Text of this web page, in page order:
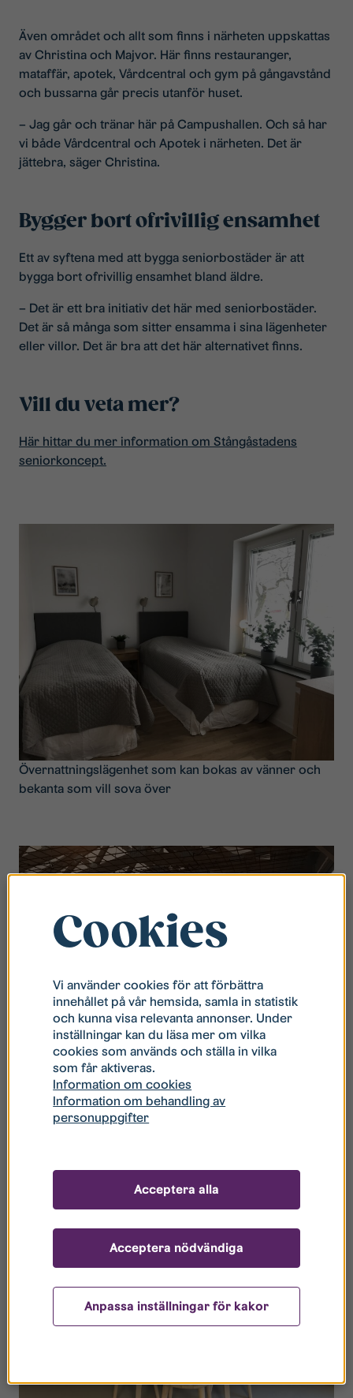
Även området och allt som finns i närheten uppskattas
av Christina och Majvor. Här finns restauranger,
mataffär, apotek, Vårdcentral och gym på gångavstånd
och bussarna går precis utanför huset.
– Jag går och tränar här på Campushallen. Och så har
vi både Vårdcentral och Apotek i närheten. Det är
jättebra, säger Christina.
Bygger bort ofrivillig ensamhet
Ett av syftena med att bygga seniorbostäder är att
bygga bort ofrivillig ensamhet bland äldre.
– Det är ett bra initiativ det här med seniorbostäder.
Det är så många som sitter ensamma i sina lägenheter
eller villor. Det är bra att det här alternativet finns.
Vill du veta mer?
Här hittar du mer information om Stångåstadens
seniorkoncept.
Övernattningslägenhet som kan bokas av vänner och
bekanta som vill sova över
Orangeriet kommer fyllas med växter och möbler när
våren kommer
Cookies
Vi använder cookies för att förbättra
innehållet på vår hemsida, samla in statistik
och kunna visa relevanta annonser. Under
inställningar kan du läsa mer om vilka
cookies som används och ställa in vilka
som får aktiveras.
Information om cookies
Information om behandling av
personuppgifter
Anpassa inställningar för kakor
Acceptera nödvändiga
Acceptera alla